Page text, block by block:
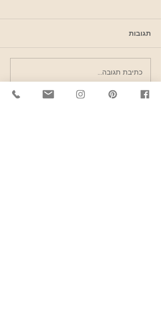
לחגוג את יום האישה
הבינלאומי במילנו
תגובות
כתיבת תגובה...